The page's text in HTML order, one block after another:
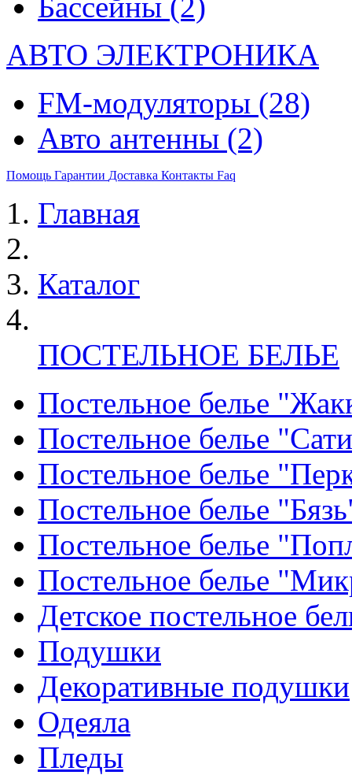
АВТО ЭЛЕКТРОНИКА
FM-модуляторы (28)
Авто антенны (2)
Помощь Гарантии Доставка Контакты Faq
Главная
Каталог
ПОСТЕЛЬНОЕ БЕЛЬЕ
Постельное белье
Постельное белье
Постельное белье
Постельное белье
Постельное белье
Постельное белье
Детское постельное
Подушки
Декоративные подушки
Одеяла
Пледы